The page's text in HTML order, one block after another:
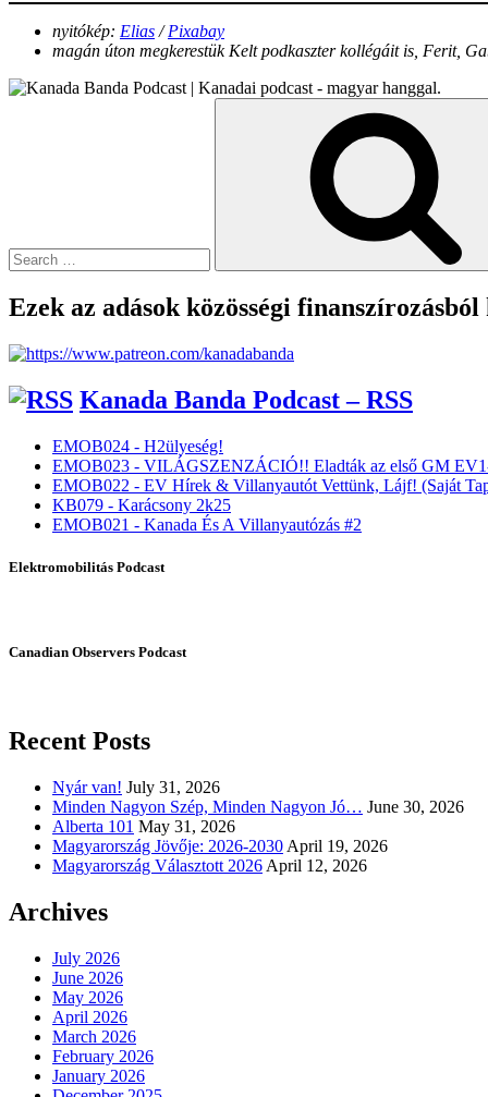
nyitókép: Elias /Pixabay
magán úton megkerestük Kelt podkaszter kollégáit is, Ferit,
Ezek az adások közösségi
Kanada Banda Podcast – RSS
EMOB024 - H2ülyeség!
EMOB023 - VILÁGSZENZÁCIÓ!! Eladták az első GM
EMOB022 - EV Hírek & Villanyautót Vettünk, Lájf! (Saját
KB079 - Karácsony 2k25
EMOB021 - Kanada És A Villanyautózás #2
Elektromobilitás Podcast
Canadian Observers Podcast
Recent Posts
Nyár van! July 31, 2026
Minden Nagyon Szép, Minden Nagyon Jó… June 30, 2026
Alberta 101 May 31, 2026
Magyarország Jövője: 2026-2030 April 19, 2026
Magyarország Választott 2026 April 12, 2026
Archives
July 2026
June 2026
May 2026
April 2026
March 2026
February 2026
January 2026